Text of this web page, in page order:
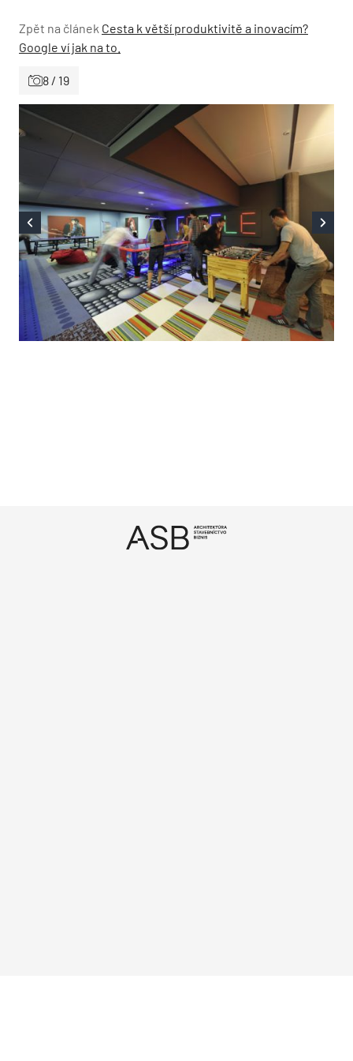
Zpět na článek Cesta k větší produktivitě a inovacím?
Google ví jak na to.
8 / 19